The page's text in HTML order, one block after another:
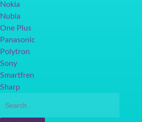
Nokia
Nubia
One Plus
Panasonic
Polytron
Sony
Smartfren
Sharp